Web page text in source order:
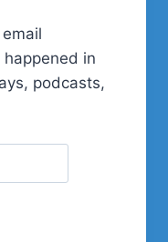
in
podcasts,